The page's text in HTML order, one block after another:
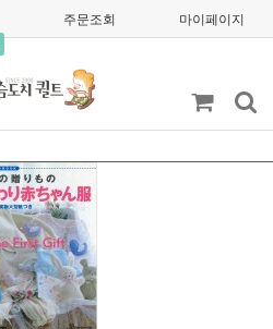
주문조회 마이페이지